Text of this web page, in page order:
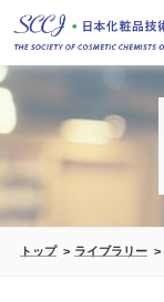
トップ ライブラリー